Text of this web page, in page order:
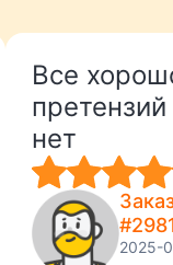
Все
нет
2025-